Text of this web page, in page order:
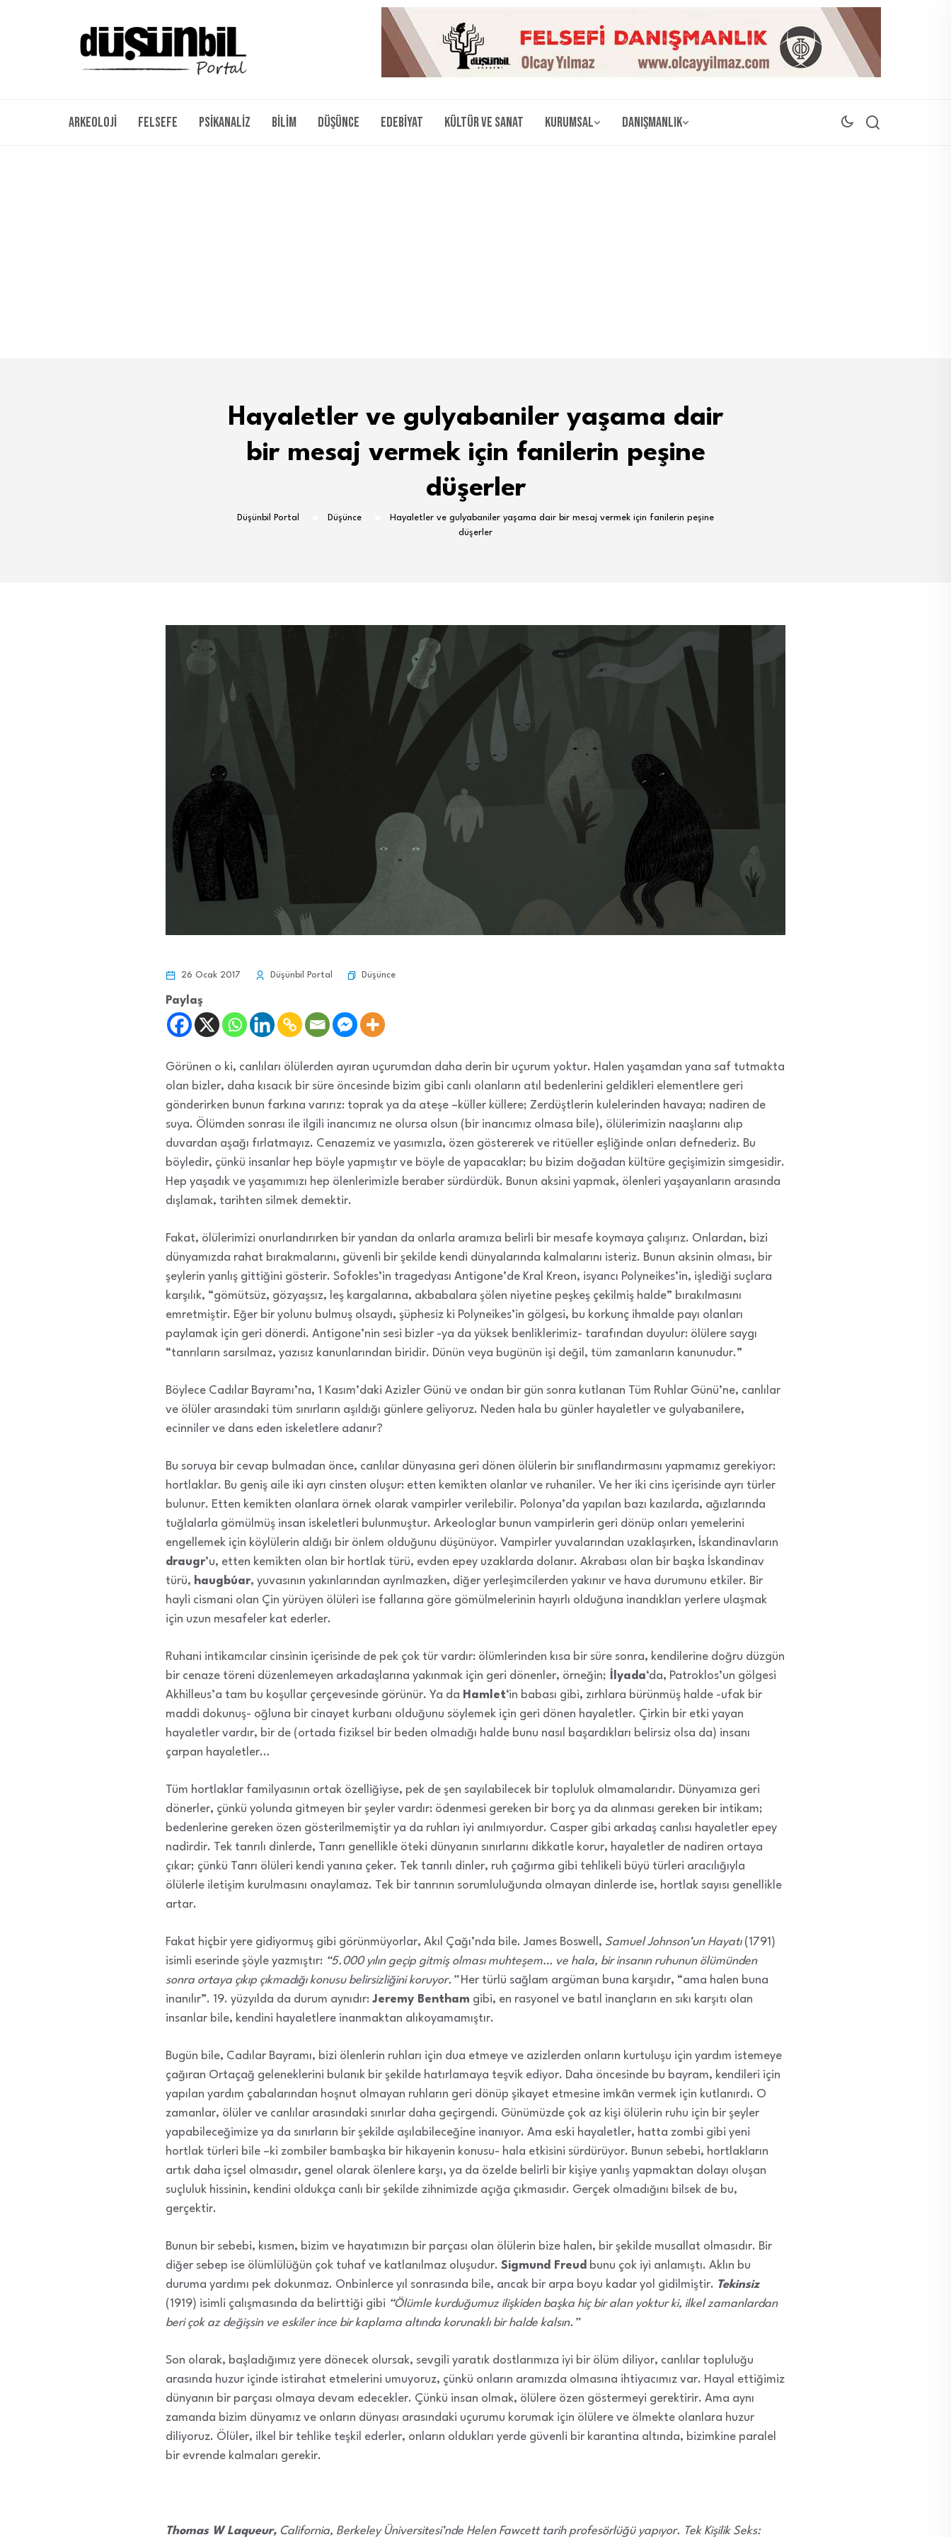
Arkeoloji Felsefe Psikanaliz Bilim Düşünce Edebiyat Kültür ve Sanat Kurumsal Danışmanlık
Hayaletler ve gulyabaniler yaşama dair
bir mesaj vermek için fanilerin peşine
düşerler
Düşünbil Portal Düşünce
Hayaletler ve gulyabaniler yaşama dair bir mesaj vermek için fanilerin peşine
düşerler
26 Ocak 2017 Düşünbil Portal Düşünce
Paylaş
Görünen o ki, canlıları ölülerden ayıran uçurumdan daha derin bir uçurum yoktur. Halen yaşamdan yana saf tutmakta
olan bizler, daha kısacık bir süre öncesinde bizim gibi canlı olanların atıl bedenlerini geldikleri elementlere geri
gönderirken bunun farkına varırız: toprak ya da ateşe –küller küllere; Zerdüştlerin kulelerinden havaya; nadiren de
suya. Ölümden sonrası ile ilgili inancımız ne olursa olsun (bir inancımız olmasa bile), ölülerimizin naaşlarını alıp
duvardan aşağı fırlatmayız. Cenazemiz ve yasımızla, özen göstererek ve ritüeller eşliğinde onları defnederiz. Bu
böyledir, çünkü insanlar hep böyle yapmıştır ve böyle de yapacaklar; bu bizim doğadan kültüre geçişimizin simgesidir.
Hep yaşadık ve yaşamımızı hep ölenlerimizle beraber sürdürdük. Bunun aksini yapmak, ölenleri yaşayanların arasında
dışlamak, tarihten silmek demektir.
Fakat, ölülerimizi onurlandırırken bir yandan da onlarla aramıza belirli bir mesafe koymaya çalışırız. Onlardan, bizi
dünyamızda rahat bırakmalarını, güvenli bir şekilde kendi dünyalarında kalmalarını isteriz. Bunun aksinin olması, bir
şeylerin yanlış gittiğini gösterir. Sofokles’in tragedyası Antigone’de Kral Kreon, isyancı Polyneikes’in, işlediği suçlara
karşılık, “gömütsüz, gözyaşsız, leş kargalarına, akbabalara şölen niyetine peşkeş çekilmiş halde” bırakılmasını
emretmiştir. Eğer bir yolunu bulmuş olsaydı, şüphesiz ki Polyneikes’in gölgesi, bu korkunç ihmalde payı olanları
paylamak için geri dönerdi. Antigone’nin sesi bizler -ya da yüksek benliklerimiz- tarafından duyulur: ölülere saygı
“tanrıların sarsılmaz, yazısız kanunlarından biridir. Dünün veya bugünün işi değil, tüm zamanların kanunudur.”
Böylece Cadılar Bayramı’na, 1 Kasım’daki Azizler Günü ve ondan bir gün sonra kutlanan Tüm Ruhlar Günü’ne, canlılar
ve ölüler arasındaki tüm sınırların aşıldığı günlere geliyoruz. Neden hala bu günler hayaletler ve gulyabanilere,
ecinniler ve dans eden iskeletlere adanır?
Bu soruya bir cevap bulmadan önce, canlılar dünyasına geri dönen ölülerin bir sınıflandırmasını yapmamız gerekiyor:
hortlaklar. Bu geniş aile iki ayrı cinsten oluşur: etten kemikten olanlar ve ruhaniler. Ve her iki cins içerisinde ayrı türler
bulunur. Etten kemikten olanlara örnek olarak vampirler verilebilir. Polonya’da yapılan bazı kazılarda, ağızlarında
tuğlalarla gömülmüş insan iskeletleri bulunmuştur. Arkeologlar bunun vampirlerin geri dönüp onları yemelerini
engellemek için köylülerin aldığı bir önlem olduğunu düşünüyor. Vampirler yuvalarından uzaklaşırken, İskandinavların
draugr’u, etten kemikten olan bir hortlak türü, evden epey uzaklarda dolanır. Akrabası olan bir başka İskandinav
türü, haugbúar, yuvasının yakınlarından ayrılmazken, diğer yerleşimcilerden yakınır ve hava durumunu etkiler. Bir
hayli cismani olan Çin yürüyen ölüleri ise fallarına göre gömülmelerinin hayırlı olduğuna inandıkları yerlere ulaşmak
için uzun mesafeler kat ederler.
Ruhani intikamcılar cinsinin içerisinde de pek çok tür vardır: ölümlerinden kısa bir süre sonra, kendilerine doğru düzgün
bir cenaze töreni düzenlemeyen arkadaşlarına yakınmak için geri dönenler, örneğin;
İlyada‘da, Patroklos’un gölgesi
Akhilleus’a tam bu koşullar çerçevesinde görünür. Ya da Hamlet‘in babası gibi, zırhlara bürünmüş halde -ufak bir
maddi dokunuş- oğluna bir cinayet kurbanı olduğunu söylemek için geri dönen hayaletler. Çirkin bir etki yayan
hayaletler vardır, bir de (ortada fiziksel bir beden olmadığı halde bunu nasıl başardıkları belirsiz olsa da) insanı
çarpan hayaletler…
Tüm hortlaklar familyasının ortak özelliğiyse, pek de şen sayılabilecek bir topluluk olmamalarıdır. Dünyamıza geri
dönerler, çünkü yolunda gitmeyen bir şeyler vardır: ödenmesi gereken bir borç ya da alınması gereken bir intikam;
bedenlerine gereken özen gösterilmemiştir ya da ruhları iyi anılmıyordur. Casper gibi arkadaş canlısı hayaletler epey
nadirdir. Tek tanrılı dinlerde, Tanrı genellikle öteki dünyanın sınırlarını dikkatle korur, hayaletler de nadiren ortaya
çıkar; çünkü Tanrı ölüleri kendi yanına çeker. Tek tanrılı dinler, ruh çağırma gibi tehlikeli büyü türleri aracılığıyla
ölülerle iletişim kurulmasını onaylamaz. Tek bir tanrının sorumluluğunda olmayan dinlerde ise, hortlak sayısı genellikle
artar.
Fakat hiçbir yere gidiyormuş gibi görünmüyorlar, Akıl Çağı’nda bile. James Boswell, Samuel Johnson’un Hayatı (1791)
isimli eserinde şöyle yazmıştır: “5.000 yılın geçip gitmiş olması muhteşem… ve hala, bir insanın ruhunun ölümünden
sonra ortaya çıkıp çıkmadığı konusu belirsizliğini koruyor.”Her türlü sağlam argüman buna karşıdır, “ama halen buna
inanılır”. 19. yüzyılda da durum aynıdır: Jeremy Bentham gibi, en rasyonel ve batıl inançların en sıkı karşıtı olan
insanlar bile, kendini hayaletlere inanmaktan alıkoyamamıştır.
Bugün bile, Cadılar Bayramı, bizi ölenlerin ruhları için dua etmeye ve azizlerden onların kurtuluşu için yardım istemeye
çağıran Ortaçağ geleneklerini bulanık bir şekilde hatırlamaya teşvik ediyor. Daha öncesinde bu bayram, kendileri için
yapılan yardım çabalarından hoşnut olmayan ruhların geri dönüp şikayet etmesine imkân vermek için kutlanırdı. O
zamanlar, ölüler ve canlılar arasındaki sınırlar daha geçirgendi. Günümüzde çok az kişi ölülerin ruhu için bir şeyler
yapabileceğimize ya da sınırların bir şekilde aşılabileceğine inanıyor. Ama eski hayaletler, hatta zombi gibi yeni
hortlak türleri bile –ki zombiler bambaşka bir hikayenin konusu- hala etkisini sürdürüyor. Bunun sebebi, hortlakların
artık daha içsel olmasıdır, genel olarak ölenlere karşı, ya da özelde belirli bir kişiye yanlış yapmaktan dolayı oluşan
suçluluk hissinin, kendini oldukça canlı bir şekilde zihnimizde açığa çıkmasıdır. Gerçek olmadığını bilsek de bu,
gerçektir.
Bunun bir sebebi, kısmen, bizim ve hayatımızın bir parçası olan ölülerin bize halen, bir şekilde musallat olmasıdır. Bir
diğer sebep ise ölümlülüğün çok tuhaf ve katlanılmaz oluşudur. Sigmund Freud bunu çok iyi anlamıştı. Aklın bu
duruma yardımı pek dokunmaz. Onbinlerce yıl sonrasında bile, ancak bir arpa boyu kadar yol gidilmiştir. Tekinsiz
(1919) isimli çalışmasında da belirttiği gibi “Ölümle kurduğumuz ilişkiden başka hiç bir alan yoktur ki, ilkel zamanlardan
beri çok az değişsin ve eskiler ince bir kaplama altında korunaklı bir halde kalsın.”
Son olarak, başladığımız yere dönecek olursak, sevgili yaratık dostlarımıza iyi bir ölüm diliyor, canlılar topluluğu
arasında huzur içinde istirahat etmelerini umuyoruz, çünkü onların aramızda olmasına ihtiyacımız var. Hayal ettiğimiz
dünyanın bir parçası olmaya devam edecekler. Çünkü insan olmak, ölülere özen göstermeyi gerektirir. Ama aynı
zamanda bizim dünyamız ve onların dünyası arasındaki uçurumu korumak için ölülere ve ölmekte olanlara huzur
diliyoruz. Ölüler, ilkel bir tehlike teşkil ederler, onların oldukları yerde güvenli bir karantina altında, bizimkine paralel
bir evrende kalmaları gerekir.
Thomas W Laqueur, California, Berkeley Üniversitesi’nde Helen Fawcett tarih profesörlüğü yapıyor. Tek Kişilik Seks: